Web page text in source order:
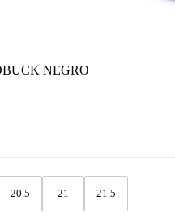
NEGRO
20.5 21 21.5